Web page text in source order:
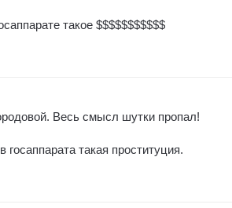
такое $$$$$$$$$$$
Весь смысл шутки пропал!
госаппарата такая проституция.